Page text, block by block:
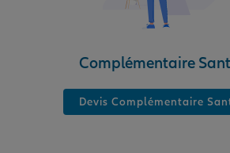
Complémentaire
Devis Complémentaire